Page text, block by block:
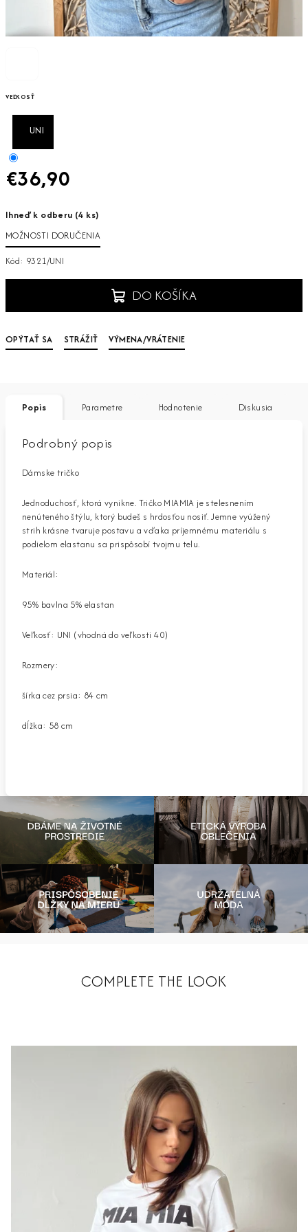
VEĽKOSŤ
UNI
€36,90
cena:
Ihneď k odberu (4 ks)
MOŽNOSTI DORUČENIA
Kód: 9321/UNI
DO KOŠÍKA
OPÝTAŤ SA STRÁŽIŤ VÝMENA/VRÁTENIE
Popis Parametre Hodnotenie Diskusia
Podrobný popis
Dámske tričko
Jednoduchosť, ktorá vynikne. Tričko MIAMIA je stelesnením
nenúteného štýlu, ktorý budeš s hrdosťou nosiť. Jemne vyúžený
strih krásne tvaruje postavu a vďaka príjemnému materiálu s
podielom elastanu sa prispôsobí tvojmu telu.
Materiál:
95% bavlna 5% elastan
Veľkosť: UNI (vhodná do veľkosti 40)
Rozmery:
šírka cez prsia: 84 cm
dĺžka: 58 cm
COMPLETE THE LOOK